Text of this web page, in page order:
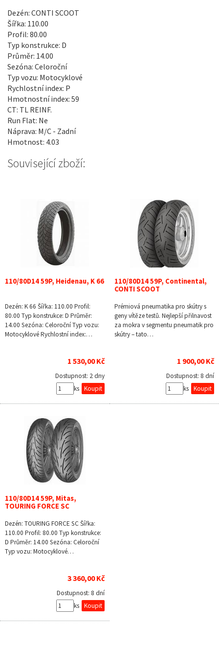
Dezén: CONTI SCOOT
Šířka: 110.00
Profil: 80.00
Typ konstrukce: D
Průměr: 14.00
Sezóna: Celoroční
Typ vozu: Motocyklové
Rychlostní index: P
Hmotnostní index: 59
CT: TL REINF.
Run Flat: Ne
Náprava: M/C - Zadní
Hmotnost: 4.03
Související zboží:
110/80D14 59P, Heidenau, K 66
Dezén: K 66 Šířka: 110.00 Profil:
80.00 Typ konstrukce: D Průměr:
14.00 Sezóna: Celoroční Typ vozu:
Motocyklové Rychlostní index:…
1 530,00 Kč
Dostupnost: 2 dny
ks
110/80D14 59P, Continental,
CONTI SCOOT
Prémiová pneumatika pro skútry s
geny vítěze testů. Nejlepší přilnavost
za mokra v segmentu pneumatik pro
skútry – tato…
1 900,00 Kč
Dostupnost: 8 dní
ks
110/80D14 59P, Mitas,
TOURING FORCE SC
Dezén: TOURING FORCE SC Šířka:
110.00 Profil: 80.00 Typ konstrukce:
D Průměr: 14.00 Sezóna: Celoroční
Typ vozu: Motocyklové…
3 360,00 Kč
Dostupnost: 8 dní
ks